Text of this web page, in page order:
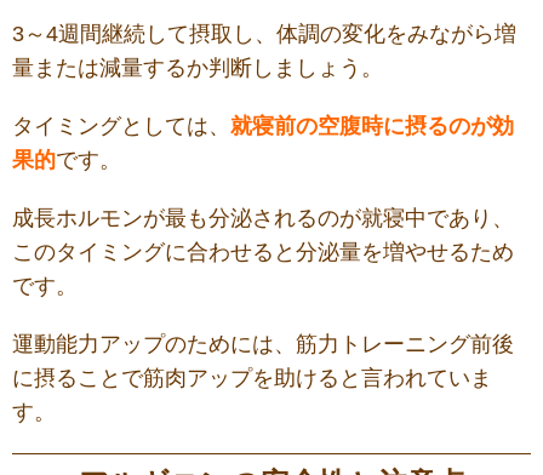
3～4週間継続して摂取し、体調の変化をみながら増
量または減量するか判断しましょう。
タイミングとしては、 就寝前の空腹時に摂るのが効
果的です。
成長ホルモンが最も分泌されるのが就寝中であり、
このタイミングに合わせると分泌量を増やせるため
です。
運動能力アップのためには、筋力トレーニング前後
に摂ることで筋肉アップを助けると言われていま
す。